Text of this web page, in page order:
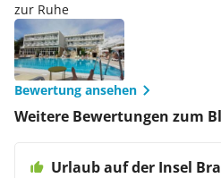
zur Ruhe
Bewertung ansehen
Weitere Bewertungen zum
Urlaub auf der Insel